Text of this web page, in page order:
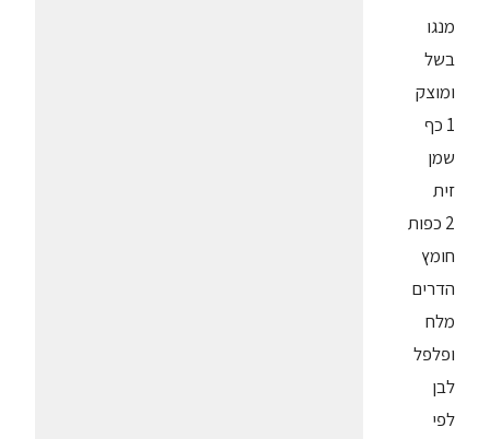
מנגו
בשל
ומוצק
1 כף
שמן
זית
2 כפות
חומץ
הדרים
מלח
ופלפל
לבן
לפי